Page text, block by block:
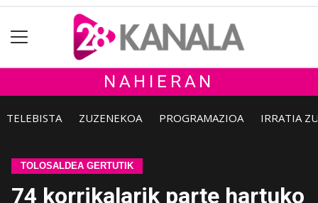
NAHIERAN
TELEBISTA ZUZENEKOA PROGRAMAZIOA IRRATIA
TOLOSALDEA GERTUTIK
74 korrikalarik parte hartuko